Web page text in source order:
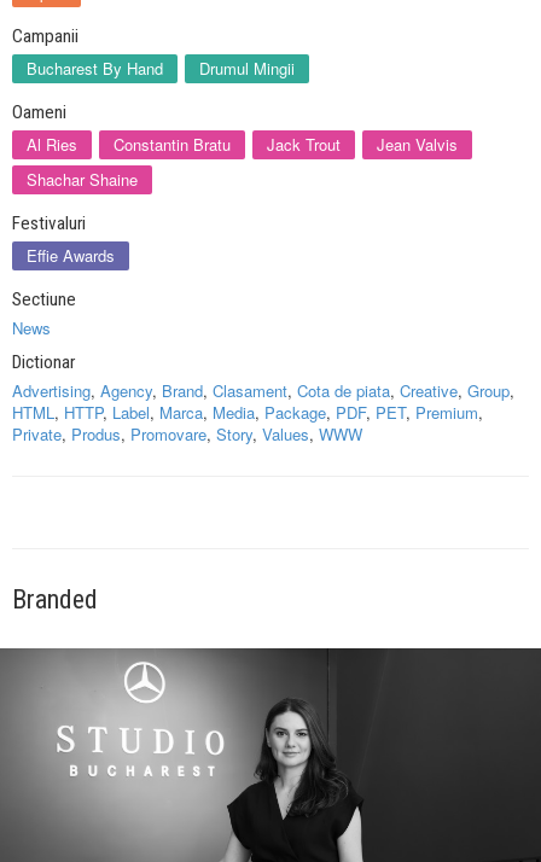
Campanii
Bucharest By Hand Drumul Mingii
Oameni
Al Ries Constantin Bratu Jack Trout
Jean Valvis
Shachar Shaine
Festivaluri
Effie Awards
Sectiune
News
Dictionar
Advertising, Agency, Brand, Clasament, Cota de piata, Creative, Group,
HTML, HTTP, Label, Marca, Media, Package, PDF, PET, Premium,
Private, Produs, Promovare, Story, Values, WWW
Branded